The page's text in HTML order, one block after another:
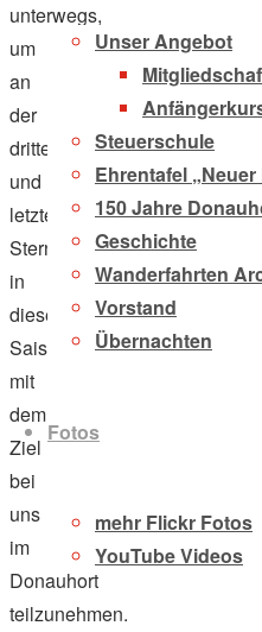
Unser Angebot
Steuerschule
Ehrentafel
150 Jahre
Geschichte
Wanderfahrten
Vorstand
Übernachten
Fotos
mehr Flickr Fotos
YouTube Videos
unterwegs,
um
an
der
dritten
und
letzten
Sternfahrt
in
dieser
Saison
mit
dem
Ziel
bei
uns
im
Donauhort
teilzunehmen.